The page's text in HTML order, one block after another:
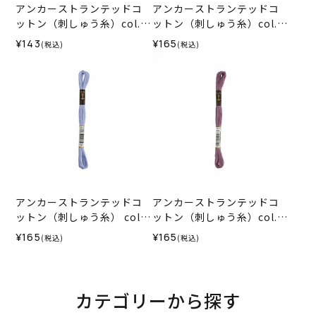
アンカーストランテッドコ
ットン（刺しゅう糸）col.0
120
¥143 (税込)
アンカーストランテッドコ
ットン（刺しゅう糸）col.0
009
¥165 (税込)
アンカーストランテッドコ
ットン（刺しゅう糸） col.1
17
¥165 (税込)
アンカーストランテッドコ
ットン（刺しゅう糸）col.0
871
¥165 (税込)
カテゴリーから探す